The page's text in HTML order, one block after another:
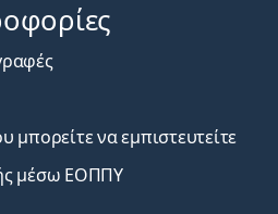
μπορείτε να εμπιστευτείτε
μέσω ΕΟΠΠΥ